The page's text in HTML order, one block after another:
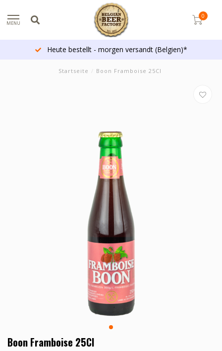
MENU
0
Heute bestellt - morgen versandt (Belgien)*
Startseite / Boon Framboise 25Cl
Boon Framboise 25Cl